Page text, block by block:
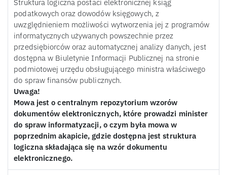
Struktura logiczna postaci elektronicznej ksiąg
podatkowych oraz dowodów księgowych, z
uwzględnieniem możliwości wytworzenia jej z programów
informatycznych używanych powszechnie przez
przedsiębiorców oraz automatycznej analizy danych, jest
dostępna w Biuletynie Informacji Publicznej na stronie
podmiotowej urzędu obsługującego ministra właściwego
do spraw finansów publicznych.
Uwaga!
Mowa jest o centralnym repozytorium wzorów
dokumentów elektronicznych, które prowadzi minister
do spraw informatyzacji, o czym była mowa w
poprzednim akapicie, gdzie dostępna jest struktura
logiczna składająca się na wzór dokumentu
elektronicznego.